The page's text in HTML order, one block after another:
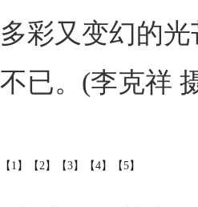
多彩又变幻的
不已。(李克祥
【1】 【2】 【3】 【4】 【5】